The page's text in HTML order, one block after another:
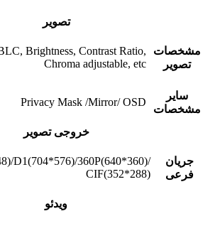
تصویر
مشخصات
تصویر
Brightness, Contrast Ratio,
Chroma adjustable, etc
سایر
مشخصات
Privacy Mask /Mirror/ OSD
خروجی تصویر
جریان
فرعی
D1(704*576)/360P(640*360)/
CIF(352*288)
ویدئو